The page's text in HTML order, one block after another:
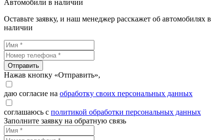
Автомобили в наличии
Оставьте заявку, и наш менеджер расскажет об автомобилях в
наличии
Отправить
Нажав кнопку «Отправить»,
даю согласие на обработку своих персональных данных
соглашаюсь с политикой обработки персональных данных
Заполните заявку на обратную связь